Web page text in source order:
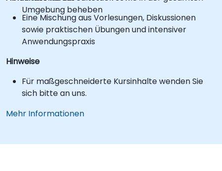
Umgebung beheben
Eine Mischung aus Vorlesungen, Diskussionen
sowie praktischen Übungen und intensiver
Anwendungspraxis
Hinweise
Für maßgeschneiderte Kursinhalte wenden Sie
sich bitte an uns.
Mehr Informationen